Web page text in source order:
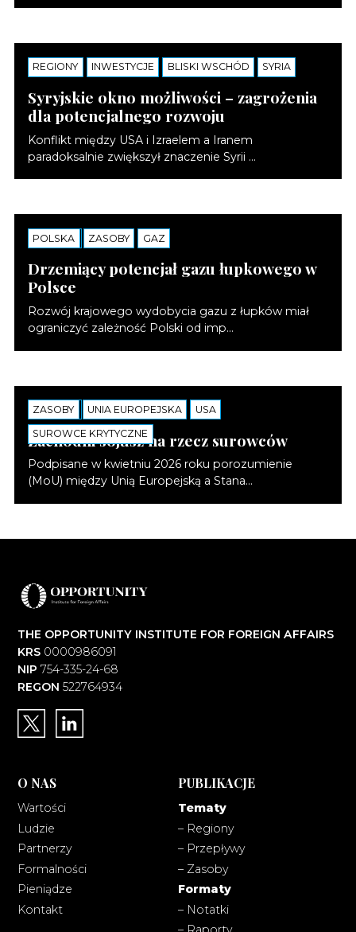
REGIONY INWESTYCJE BLISKI WSCHÓD SYRIA
NOTATKI
Syryjskie okno możliwości – zagrożenia
dla potencjalnego rozwoju
Konflikt między USA i Izraelem a Iranem
paradoksalnie zwiększył znaczenie Syrii ...
POLSKA ZASOBY GAZ
NOTATKI
Drzemiący potencjał gazu łupkowego w
Polsce
Rozwój krajowego wydobycia gazu z łupków miał
ograniczyć zależność Polski od imp...
ZASOBY UNIA EUROPEJSKA USA
SUROWCE KRYTYCZNE
NOTATKI
Zachodni sojusz na rzecz surowców
Podpisane w kwietniu 2026 roku porozumienie
(MoU) między Unią Europejską a Stana...
THE OPPORTUNITY INSTITUTE FOR FOREIGN AFFAIRS
KRS0000986091
NIP 754-335-24-68
REGON 522764934
O NAS
Wartości
Ludzie
Partnerzy
Formalności
Pieniądze
Kontakt
PUBLIKACJE
Tematy
– Regiony
– Przepływy
– Zasoby
Formaty
– Notatki